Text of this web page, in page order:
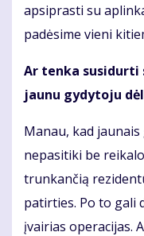
apsiprasti su
padėsime vieni
Ar tenka
jaunu gydytoju
Manau, kad
nepasitiki be
trunkančią
patirties. Po to gali
įvairias operacijas.